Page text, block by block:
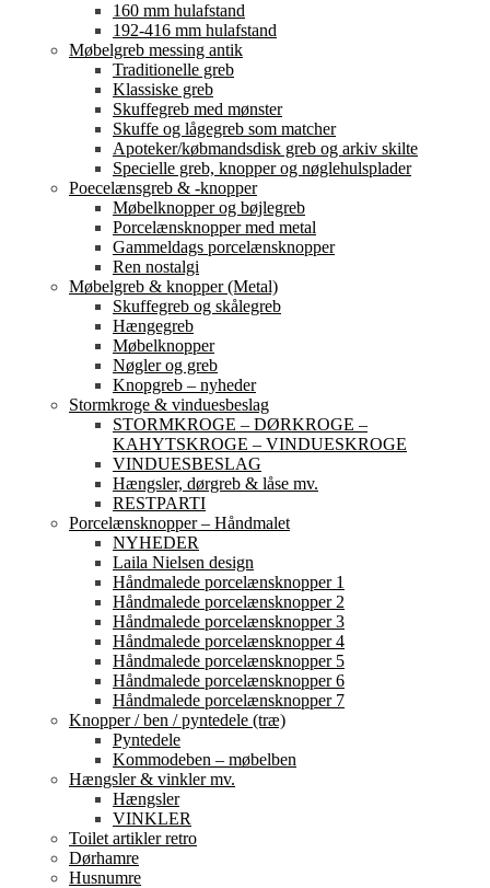
160 mm hulafstand
192-416 mm hulafstand
Møbelgreb messing antik
Traditionelle greb
Klassiske greb
Skuffegreb med mønster
Skuffe og lågegreb som matcher
Apoteker/købmandsdisk greb og arkiv skilte
Specielle greb, knopper og nøglehulsplader
Poecelænsgreb & -knopper
Møbelknopper og bøjlegreb
Porcelænsknopper med metal
Gammeldags porcelænsknopper
Ren nostalgi
Møbelgreb & knopper (Metal)
Skuffegreb og skålegreb
Hængegreb
Møbelknopper
Nøgler og greb
Knopgreb – nyheder
Stormkroge & vinduesbeslag
STORMKROGE – DØRKROGE –
KAHYTSKROGE – VINDUESKROGE
VINDUESBESLAG
Hængsler, dørgreb & låse mv.
RESTPARTI
Porcelænsknopper – Håndmalet
NYHEDER
Laila Nielsen design
Håndmalede porcelænsknopper 1
Håndmalede porcelænsknopper 2
Håndmalede porcelænsknopper 3
Håndmalede porcelænsknopper 4
Håndmalede porcelænsknopper 5
Håndmalede porcelænsknopper 6
Håndmalede porcelænsknopper 7
Knopper / ben / pyntedele (træ)
Pyntedele
Kommodeben – møbelben
Hængsler & vinkler mv.
Hængsler
VINKLER
Toilet artikler retro
Dørhamre
Husnumre